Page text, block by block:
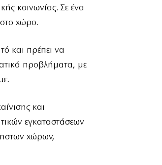
κοινωνίας. Σε ένα
χώρο.
και πρέπει να
προβλήματα, με
και
εγκαταστάσεων
χώρων,